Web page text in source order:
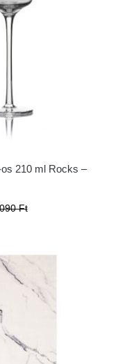
210 ml Rocks –
Ft